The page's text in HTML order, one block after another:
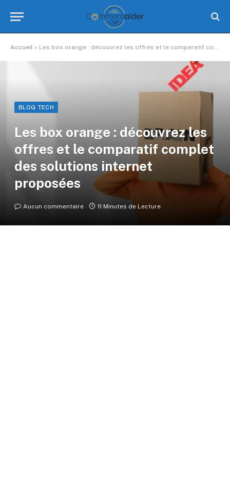
Accueil » Les box orange : découvrez les offres et le comparatif complet des solutions internet proposées
BLOG TECH
Les box orange : découvrez les
offres et le comparatif complet
des solutions internet
proposées
Aucun commentaire 11 Minutes de Lecture